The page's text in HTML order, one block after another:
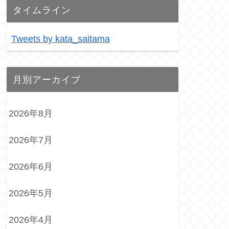
タイムライン
Tweets by kata_saitama
月別アーカイブ
2026年8月
2026年7月
2026年6月
2026年5月
2026年4月